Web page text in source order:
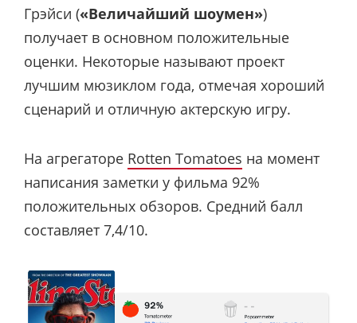
Грэйси («Величайший шоумен»)
получает в основном положительные
оценки. Некоторые называют проект
лучшим мюзиклом года, отмечая хороший
сценарий и отличную актерскую игру.
На агрегаторе Rotten Tomatoes на момент
написания заметки у фильма 92%
положительных обзоров. Средний балл
составляет 7,4/10.